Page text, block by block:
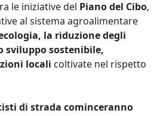
le iniziative del Piano del Cibo,
al sistema agroalimentare
la riduzione degli
sviluppo sostenibile,
locali coltivate nel rispetto
di strada cominceranno